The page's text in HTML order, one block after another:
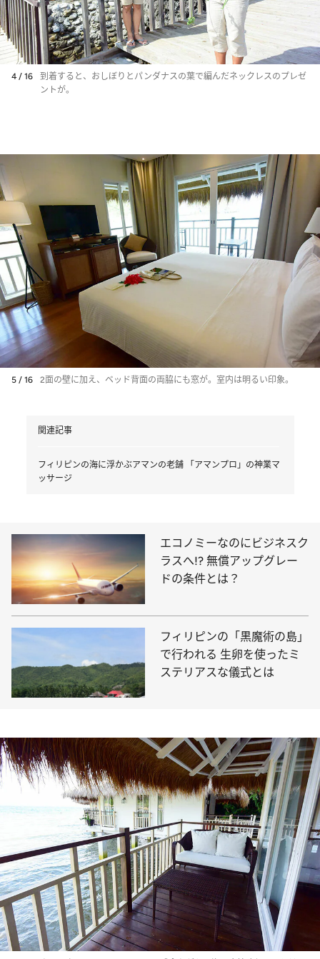
4 / 16
到着すると、おしぼりとパンダナスの葉で編んだネックレスのプレゼ
ントが。
5 / 16 2面の壁に加え、ベッド背面の両脇にも窓が。室内は明るい印象。
関連記事
フィリピンの海に浮かぶアマンの老舗 「アマンプロ」の神業マ
ッサージ
エコノミーなのにビジネスク
ラスへ!? 無償アップグレー
ドの条件とは？
フィリピンの「黒魔術の島」
で行われる 生卵を使ったミ
ステリアスな儀式とは